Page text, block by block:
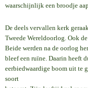
waarschijnlijk een broodje
De deels vervallen kerk
Tweede Wereldoorlog. Ook
Beide werden na de oorlog
bleef een ruïne. Daarin heeft
eerbiedwaardige boom uit te
soort